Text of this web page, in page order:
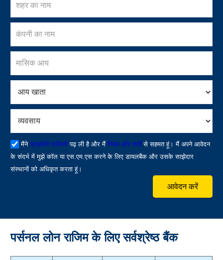
मैंने प्राइवेसी पालिसीपढ़ ली है और मैंनियम और शर्तोंसे सहमत हूं। मैं अपने आवेदन
के संदर्भ में मुझे कॉल या एस.एम.एस करने के लिए डायलबैंक और उसके साझेदार
संस्थानों को अधिकृत करता हूं।
आवेदन करें
पर्सनल लोन राजिमके लिए सर्वश्रेष्ठ बैंक